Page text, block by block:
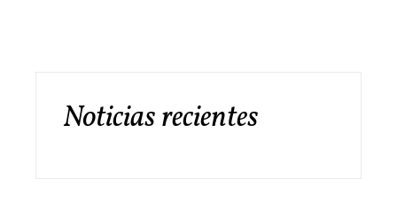
Noticias recientes